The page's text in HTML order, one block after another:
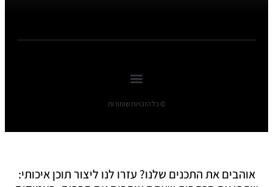
© כל הזכויות שומורות
אוהבים את התכנים שלנו? עזרו לנו ליצור תוכן איכותי: